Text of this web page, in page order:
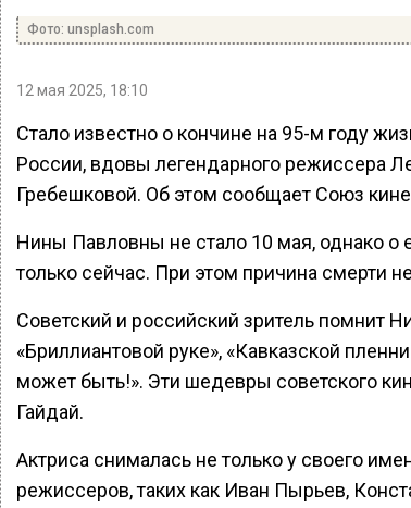
Фото: unsplash.com
12 мая 2025, 18:10
Стало известно о кончине на 95-м году
России, вдовы легендарного режиссера
Гребешковой. Об этом сообщает Союз
Нины Павловны не стало 10 мая, однако о
только сейчас. При этом причина смерти
Советский и российский зритель помнит
«Бриллиантовой руке», «Кавказской
может быть!». Эти шедевры советского
Гайдай.
Актриса снималась не только у своего
режиссеров, таких как Иван Пырьев,